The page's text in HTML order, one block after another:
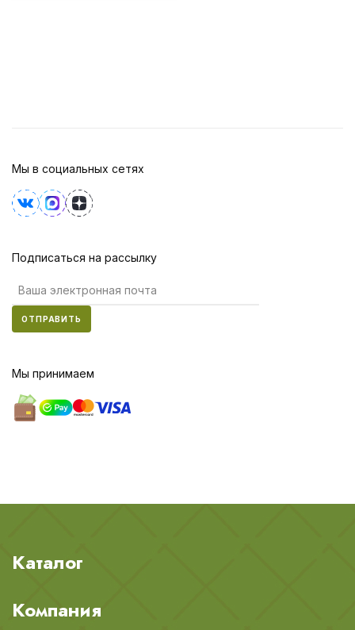
Мы в социальных сетях
Подписаться на рассылку
ОТПРАВИТЬ
Мы принимаем
Каталог
Компания